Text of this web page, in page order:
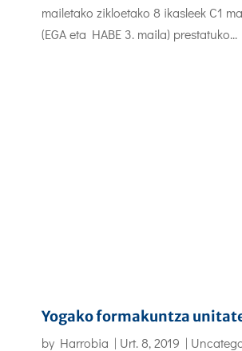
mailetako zikloetako 8 ikasleek C1
(EGA eta HABE 3. maila) prestatuko...
Yogako formakuntza
by Harrobia | Urt. 8, 2019 |